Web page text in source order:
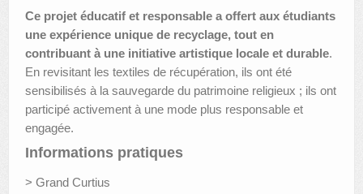
Ce projet éducatif et responsable a offert aux étudiants
une expérience unique de recyclage, tout en
contribuant à une initiative artistique locale et durable.
En revisitant les textiles de récupération, ils ont été
sensibilisés à la sauvegarde du patrimoine religieux ; ils ont
participé activement à une mode plus responsable et
engagée.
Informations pratiques
> Grand Curtius